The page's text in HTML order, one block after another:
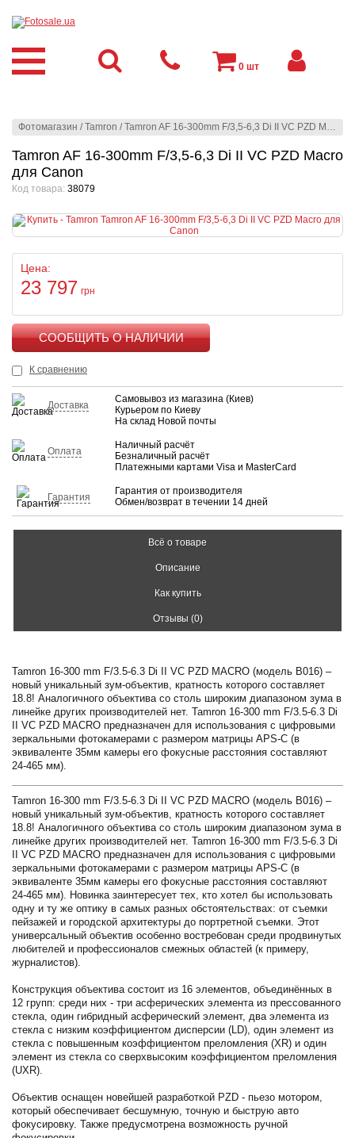
Фотомагазин /Tamron /Tamron AF 16-300mm F/3,5-6,3 Di II VC PZD Macro для Canon
Tamron AF 16-300mm F/3,5-6,3 Di II VC PZD Macro
для Canon
Код товара: 38079
Цена:
23 797 грн
К сравнению
Доставка
Самовывоз из магазина (Киев)
Курьером по Киеву
На склад Новой почты
Оплата
Наличный расчёт
Безналичный расчёт
Платежными картами Visa и MasterCard
Гарантия
Гарантия от производителя
Обмен/возврат в течении 14 дней
Всё о товаре
Описание
Как купить
Отзывы (0)
Tamron 16-300 mm F/3.5-6.3 Di II VC PZD MACRO (модель В016) –
новый уникальный зум-объектив, кратность которого составляет
18.8! Аналогичного объектива со столь широким диапазоном зума в
линейке других производителей нет. Tamron 16-300 mm F/3.5-6.3 Di
II VC PZD MACRO предназначен для использования с цифровыми
зеркальными фотокамерами с размером матрицы АРS-С (в
эквиваленте 35мм камеры его фокусные расстояния составляют
24-465 мм).
Tamron 16-300 mm F/3.5-6.3 Di II VC PZD MACRO (модель В016) –
новый уникальный зум-объектив, кратность которого составляет
18.8! Аналогичного объектива со столь широким диапазоном зума в
линейке других производителей нет. Tamron 16-300 mm F/3.5-6.3 Di
II VC PZD MACRO предназначен для использования с цифровыми
зеркальными фотокамерами с размером матрицы АРS-С (в
эквиваленте 35мм камеры его фокусные расстояния составляют
24-465 мм). Новинка заинтересует тех, кто хотел бы использовать
одну и ту же оптику в самых разных обстоятельствах: от съемки
пейзажей и городской архитектуры до портретной съемки. Этот
универсальный объектив особенно востребован среди продвинутых
любителей и профессионалов смежных областей (к примеру,
журналистов).
Конструкция объектива состоит из 16 элементов, объединённых в
12 групп: среди них - три асферических элемента из прессованного
стекла, один гибридный асферический элемент, два элемента из
стекла с низким коэффициентом дисперсии (LD), один элемент из
стекла с повышенным коэффициентом преломления (XR) и один
элемент из стекла со сверхвысоким коэффициентом преломления
(UXR).
Объектив оснащен новейшей разработкой PZD - пьезо мотором,
который обеспечивает бесшумную, точную и быструю авто
фокусировку. Также предусмотрена возможность ручной
0 шт